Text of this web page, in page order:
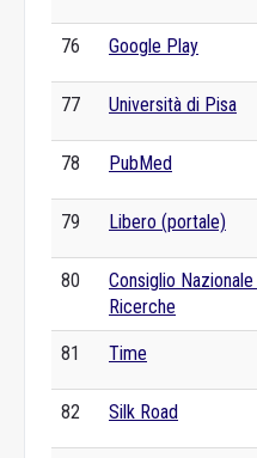
76 Google Play
77 Università di Pisa
78 PubMed
79 Libero (portale)
80
Consiglio
Ricerche
81 Time
82 Silk Road